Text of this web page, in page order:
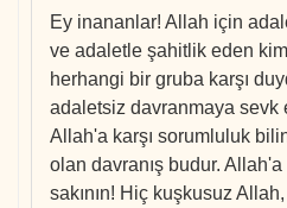
Ey inananlar! Allah için
ve adaletle şahitlik eden
herhangi bir gruba karşı
adaletsiz davranmaya sevk
Allah'a karşı sorumluluk
olan davranış budur. Allah'a
sakının! Hiç kuşkusuz